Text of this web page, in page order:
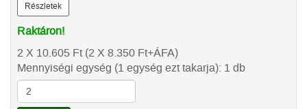
Részletek
Raktáron!
2 X 10.605 Ft(2 X 8.350 Ft+ÁFA)
Mennyiségi egység (1 egység ezt takarja): 1 db